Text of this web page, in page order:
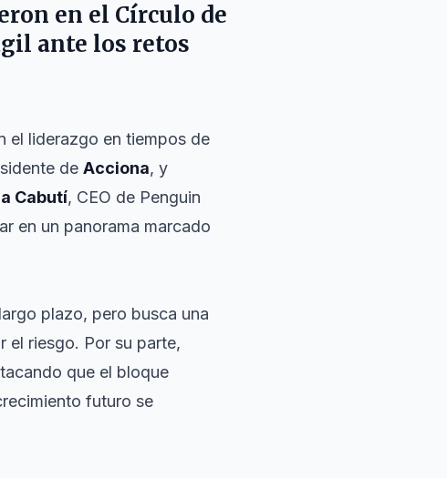
en el Círculo de
ante los retos
el liderazgo en tiempos de
de Acciona, y
Cabutí, CEO de Penguin
en un panorama marcado
plazo, pero busca una
el riesgo. Por su parte,
que el bloque
futuro se